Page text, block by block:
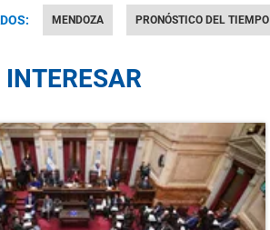
MENDOZA PRONÓSTICO DEL TIEMPO
INTERESAR